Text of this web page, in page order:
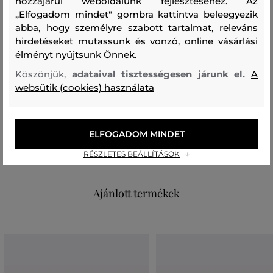
Szezon: FW24
Termék kódja
307940_4V94-624-CC-35-0
Összetétel
100 %
Ajánlott termékek
„Elfogadom mindet" gombra kattintva beleegyezik
abba, hogy személyre szabott tartalmat, releváns
hirdetéseket mutassunk és vonzó, online vásárlási
élményt nyújtsunk Önnek.
Köszönjük, adataival tisztességesen járunk el.A
websütik (cookies) használata
RÉSZLETES BEÁLLÍTÁSOK
ELFOGADOM MINDET